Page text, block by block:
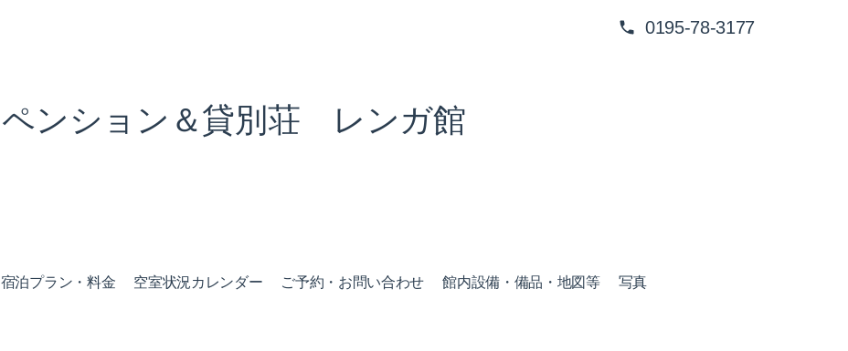
0195-78-3177
ペンション＆貸別荘 レンガ館
宿泊プラン・料金 空室状況カレンダー ご予約・お問い合わせ 館内設備・備品・地図等 写真